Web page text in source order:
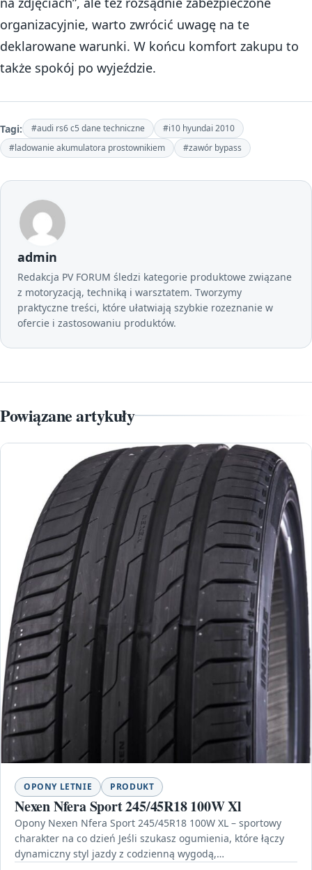
organizacyjnie, warto zwrócić uwagę na te
deklarowane warunki. W końcu komfort zakupu to
także spokój po wyjeździe.
Tagi: #audi rs6 c5 dane techniczne
#i10 hyundai 2010
#ladowanie akumulatora prostownikiem
#zawór bypass
admin
Redakcja PV FORUM śledzi kategorie produktowe związane
z motoryzacją, techniką i warsztatem. Tworzymy
praktyczne treści, które ułatwiają szybkie rozeznanie w
ofercie i zastosowaniu produktów.
Powiązane artykuły
OPONY LETNIE PRODUKT
Nexen Nfera Sport 245/45R18 100W Xl
Opony Nexen Nfera Sport 245/45R18 100W XL – sportowy
charakter na co dzień Jeśli szukasz ogumienia, które łączy
dynamiczny styl jazdy z codzienną wygodą,…